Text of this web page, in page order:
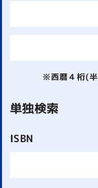
※西暦４桁(半
単独検索
ISBN